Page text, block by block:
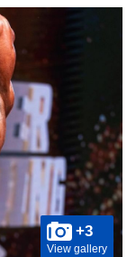
+3
View gallery